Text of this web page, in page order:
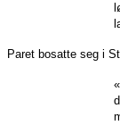
Paret bosatte seg i